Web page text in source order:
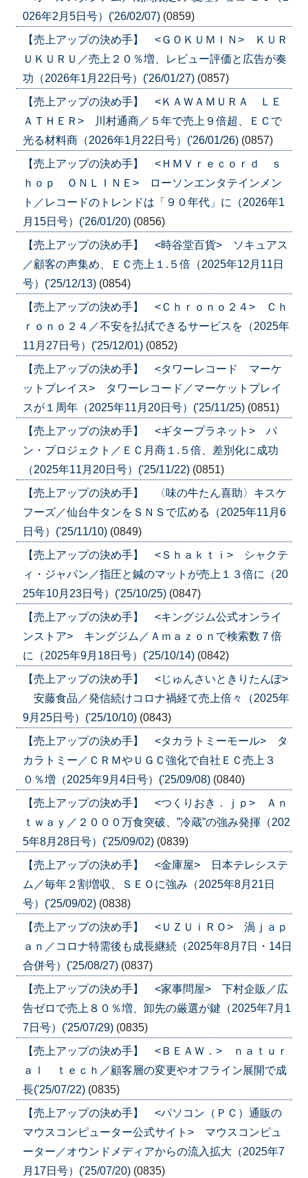
026年2月5日号）('26/02/07) (0859)
【売上アップの決め手】 <ＧＯＫＵＭＩＮ> ＫＵＲ
ＵＫＵＲＵ／売上２０％増、レビュー評価と広告が奏
功（2026年1月22日号）('26/01/27) (0857)
【売上アップの決め手】 <ＫＡＷＡＭＵＲＡ ＬＥ
ＡＴＨＥＲ> 川村通商／５年で売上９倍超、ＥＣで
光る材料商（2026年1月22日号）('26/01/26) (0857)
【売上アップの決め手】 <ＨＭＶｒｅｃｏｒｄ ｓ
ｈｏｐ ＯＮＬＩＮＥ> ローソンエンタテインメン
ト／レコードのトレンドは「９０年代」に（2026年1
月15日号）('26/01/20) (0856)
【売上アップの決め手】 <時谷堂百貨> ソキュアス
／顧客の声集め、ＥＣ売上１.５倍（2025年12月11日
号）('25/12/13) (0854)
【売上アップの決め手】 <Ｃｈｒｏｎｏ２４> Ｃｈ
ｒｏｎｏ２４／不安を払拭できるサービスを（2025年
11月27日号）('25/12/01) (0852)
【売上アップの決め手】 <タワーレコード マーケ
ットプレイス> タワーレコード／マーケットプレイ
スが１周年（2025年11月20日号）('25/11/25) (0851)
【売上アップの決め手】 <ギタープラネット> パ
ン・プロジェクト／ＥＣ月商１.５倍、差別化に成功
（2025年11月20日号）('25/11/22) (0851)
【売上アップの決め手】 〈味の牛たん喜助〉キスケ
フーズ／仙台牛タンをＳＮＳで広める（2025年11月6
日号）('25/11/10) (0849)
【売上アップの決め手】 <Ｓｈａｋｔｉ> シャクテ
ィ・ジャパン／指圧と鍼のマットが売上１３倍に（20
25年10月23日号）('25/10/25) (0847)
【売上アップの決め手】 <キングジム公式オンライ
ンストア> キングジム／Ａｍａｚｏｎで検索数７倍
に（2025年9月18日号）('25/10/14) (0842)
【売上アップの決め手】 <じゅんさいときりたんぽ>
安藤食品／発信続けコロナ禍経て売上倍々（2025年
9月25日号）('25/10/10) (0843)
【売上アップの決め手】 <タカラトミーモール> タ
カラトミー／ＣＲＭやＵＧＣ強化で自社ＥＣ売上３
０％増（2025年9月4日号）('25/09/08) (0840)
【売上アップの決め手】 <つくりおき．ｊｐ> Ａｎ
ｔｗａｙ／２０００万食突破、”冷蔵”の強み発揮（202
5年8月28日号）('25/09/02) (0839)
【売上アップの決め手】 <金庫屋> 日本テレシステ
ム／毎年２割増収、ＳＥＯに強み（2025年8月21日
号）('25/09/02) (0838)
【売上アップの決め手】 <ＵＺＵｉＲＯ> 渦ｊａｐ
ａｎ／コロナ特需後も成長継続（2025年8月7日・14日
合併号）('25/08/27) (0837)
【売上アップの決め手】 <家事問屋> 下村企販／広
告ゼロで売上８０％増、卸先の厳選が鍵（2025年7月1
7日号）('25/07/29) (0835)
【売上アップの決め手】 <ＢＥＡＷ．> ｎａｔｕｒ
ａｌ ｔｅｃｈ／顧客層の変更やオフライン展開で成
長('25/07/22) (0835)
【売上アップの決め手】 <パソコン（ＰＣ）通販の
マウスコンピューター公式サイト> マウスコンピュ
ーター／オウンドメディアからの流入拡大（2025年7
月17日号）('25/07/20) (0835)